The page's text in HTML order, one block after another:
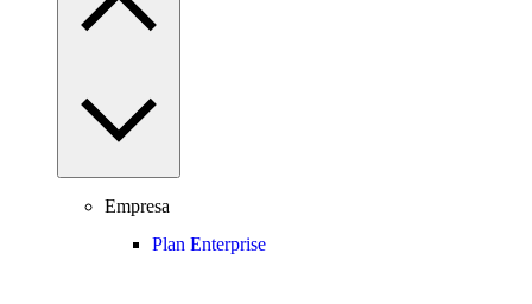
Empresa
Plan Enterprise